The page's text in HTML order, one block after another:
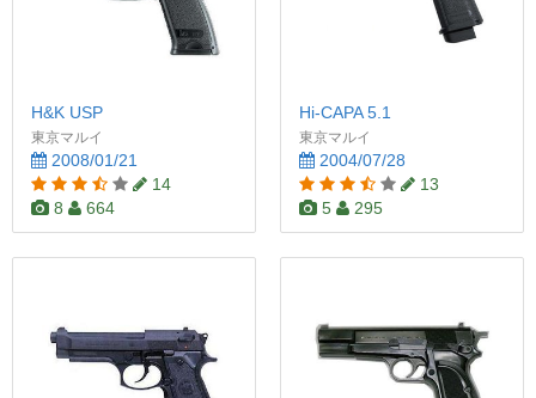
H&K USP
東京マルイ
2008/01/21
14
8
664
Hi-CAPA 5.1
東京マルイ
2004/07/28
13
5
295